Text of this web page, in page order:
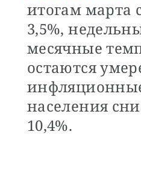
итогам марта
3,5%,
месячные
остаются
населения
10,4%.